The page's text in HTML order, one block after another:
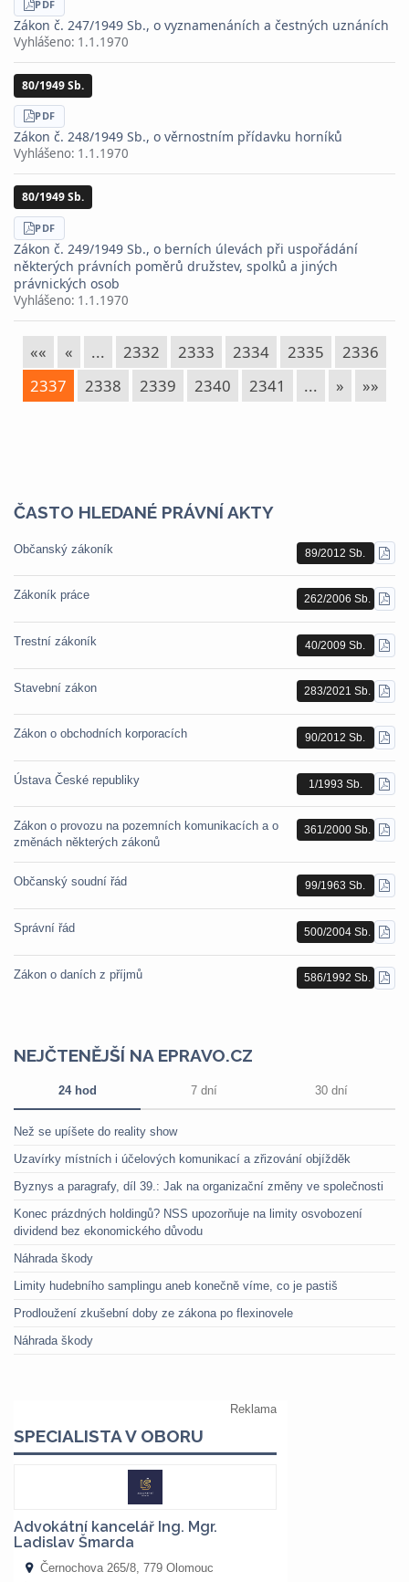
STÁHNOUT
PDF
Zákon č. 247/1949 Sb., o vyznamenáních a čestných uznáních
Vyhlášeno: 1.1.1970
80/1949 Sb.
STÁHNOUT
PDF
Zákon č. 248/1949 Sb., o věrnostním přídavku horníků
Vyhlášeno: 1.1.1970
80/1949 Sb.
STÁHNOUT
PDF
Zákon č. 249/1949 Sb., o berních úlevách při uspořádání
některých právních poměrů družstev, spolků a jiných
právnických osob
Vyhlášeno: 1.1.1970
«« « ... 2332 2333 2334 2335
2336
2337
2338 2339 2340 2341 ... » »»
ČASTO HLEDANÉ PRÁVNÍ AKTY
Občanský zákoník 89/2012 Sb.
PDF
Zákoník práce 262/2006 Sb.
PDF
Trestní zákoník 40/2009 Sb.
PDF
Stavební zákon 283/2021 Sb.
PDF
Zákon o obchodních korporacích 90/2012 Sb.
PDF
Ústava České republiky 1/1993 Sb.
PDF
Zákon o provozu na pozemních komunikacích a o
změnách některých zákonů
361/2000 Sb.
PDF
Občanský soudní řád 99/1963 Sb.
PDF
Správní řád 500/2004 Sb.
PDF
Zákon o daních z příjmů 586/1992 Sb.
PDF
NEJČTENĚJŠÍ NA EPRAVO.CZ
24 hod 7 dní 30 dní
Než se upíšete do reality show
Uzavírky místních i účelových komunikací a zřizování objížděk
Byznys a paragrafy, díl 39.: Jak na organizační změny ve společnosti
Konec prázdných holdingů? NSS upozorňuje na limity osvobození
dividend bez ekonomického důvodu
Náhrada škody
Limity hudebního samplingu aneb konečně víme, co je pastiš
Prodloužení zkušební doby ze zákona po flexinovele
Náhrada škody